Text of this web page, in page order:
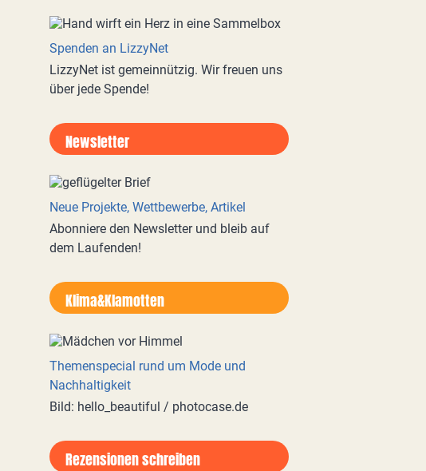
Spenden an LizzyNet
LizzyNet ist gemeinnützig. Wir freuen uns
über jede Spende!
Newsletter
Neue Projekte, Wettbewerbe, Artikel
Abonniere den Newsletter und bleib auf
dem Laufenden!
Klima&Klamotten
Themenspecial rund um Mode und
Nachhaltigkeit
Bild: hello_beautiful / photocase.de
Rezensionen schreiben